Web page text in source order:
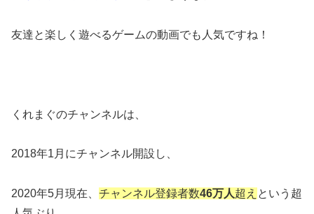
友達と楽しく遊べるゲームの動画でも人気ですね！
くれまぐのチャンネルは、
2018年1月にチャンネル開設し、
2020年5月現在、 チャンネル登録者数46万人超え という超